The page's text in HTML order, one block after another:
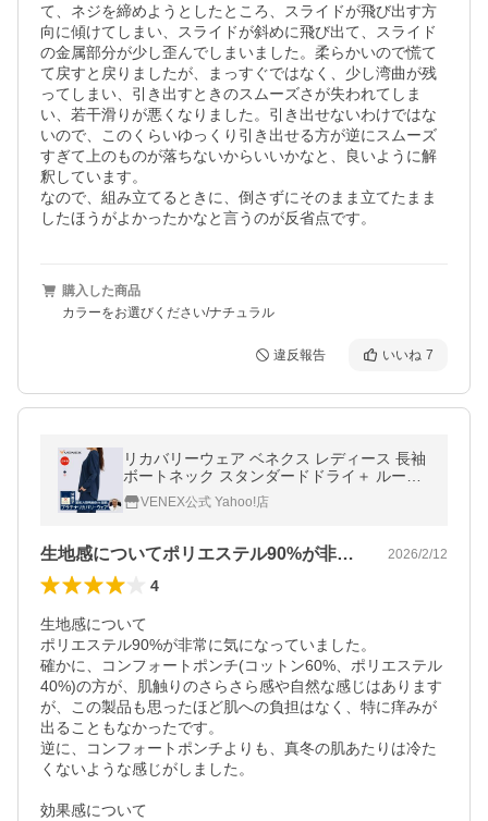
て、ネジを締めようとしたところ、スライドが飛び出す方
向に傾けてしまい、スライドが斜めに飛び出て、スライド
の金属部分が少し歪んでしまいました。柔らかいので慌て
て戻すと戻りましたが、まっすぐではなく、少し湾曲が残
ってしまい、引き出すときのスムーズさが失われてしま
い、若干滑りが悪くなりました。引き出せないわけではな
いので、このくらいゆっくり引き出せる方が逆にスムーズ
すぎて上のものが落ちないからいいかなと、良いように解
釈しています。
なので、組み立てるときに、倒さずにそのまま立てたまま
したほうがよかったかなと言うのが反省点です。
購入した商品
カラーをお選びください/ナチュラル
違反報告 いいね 7
リカバリーウェア ベネクス レディース 長袖
ボートネック スタンダードドライ＋ ルーム
ウエア 一般医療機器 VENEX
VENEX公式 Yahoo!店
生地感についてポリエステル90%が非常… 2026/2/12
4
生地感について
ポリエステル90%が非常に気になっていました。
確かに、コンフォートポンチ(コットン60%、ポリエステル
40%)の方が、肌触りのさらさら感や自然な感じはあります
が、この製品も思ったほど肌への負担はなく、特に痒みが
出ることもなかったです。
逆に、コンフォートポンチよりも、真冬の肌あたりは冷た
くないような感じがしました。
効果感について